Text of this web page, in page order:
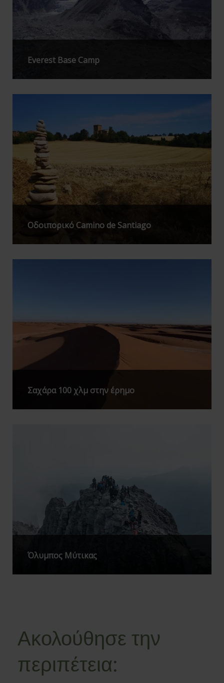
Everest Base Camp
Οδοιπορικό Camino de Santiago
Σαχάρα 100 χλμ στην έρημο
Όλυμπος Μύτικας
Ακολούθησε την
περιπέτεια: